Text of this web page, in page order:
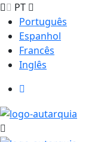
PT
Português
Espanhol
Francês
Inglês